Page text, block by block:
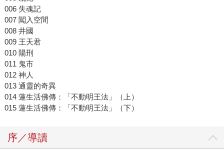
006 失魂記
007 闖入空間
008 井國
009 王天君
010 陽刑
011 鬼市
012 神人
013 通靈的奇異
014 蓮生活佛傳：「不動明王法」（上）
015 蓮生活佛傳：「不動明王法」（下）
序／導讀